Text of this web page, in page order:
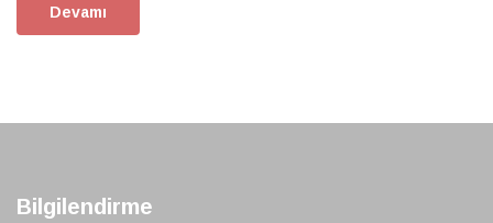
Devamı
Bilgilendirme